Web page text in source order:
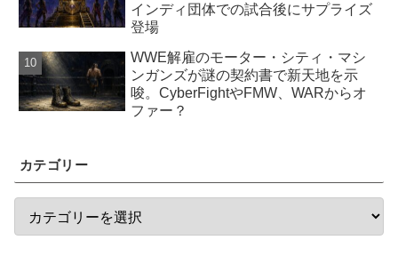
インディ団体での試合後にサプライズ
登場
WWE解雇のモーター・シティ・マシ
ンガンズが謎の契約書で新天地を示
唆。CyberFightやFMW、WARからオ
ファー？
カテゴリー